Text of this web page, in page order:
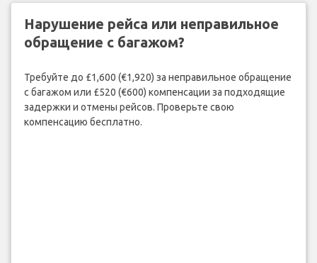
Нарушение рейса или неправильное
обращение с багажом?
Требуйте до £1,600 (€1,920) за неправильное обращение
с багажом или £520 (€600) компенсации за подходящие
задержки и отмены рейсов. Проверьте свою
компенсацию бесплатно.